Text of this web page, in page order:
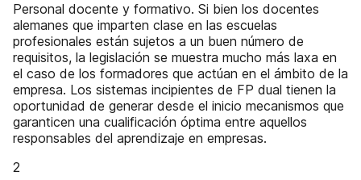
Personal docente y formativo. Si bien los docentes
alemanes que imparten clase en las escuelas
profesionales están sujetos a un buen número de
requisitos, la legislación se muestra mucho más laxa en
el caso de los formadores que actúan en el ámbito de la
empresa. Los sistemas incipientes de FP dual tienen la
oportunidad de generar desde el inicio mecanismos que
garanticen una cualificación óptima entre aquellos
responsables del aprendizaje en empresas.
2